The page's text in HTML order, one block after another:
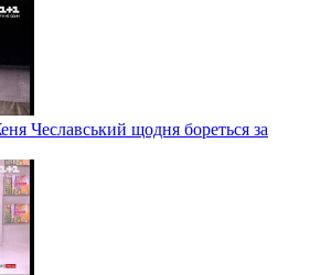
Чеславський щодня бореться за